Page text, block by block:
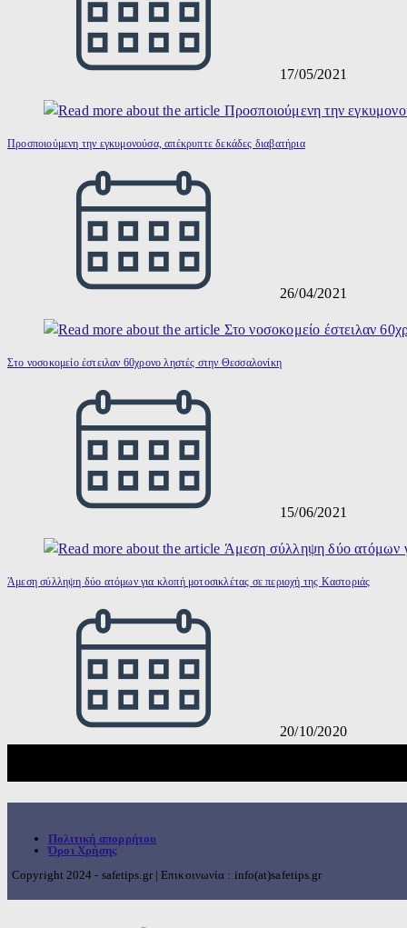
17/05/2021
Προσποιούμενη την εγκυμονούσα, απέκρυπτε δεκάδες διαβατήρια
26/04/2021
Στο νοσοκομείο έστειλαν 60χρονο ληστές στην Θεσσαλονίκη
15/06/2021
Άμεση σύλληψη δύο ατόμων για κλοπή μοτοσικλέτας σε περιοχή της Καστοριάς
20/10/2020
Πολιτική απορρήτου
Όροι Χρήσης
Copyright 2024 - safetips.gr | Επικοινωνία : info(at)safetips.gr